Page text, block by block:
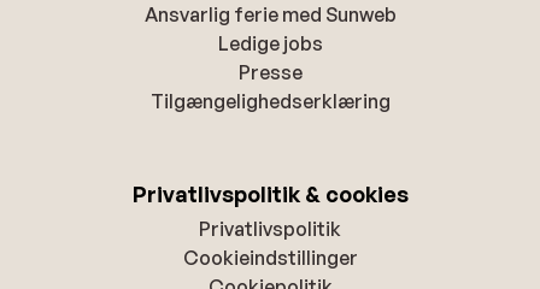
Ansvarlig ferie med Sunweb
Ledige jobs
Presse
Tilgængelighedserklæring
Privatlivspolitik & cookies
Privatlivspolitik
Cookieindstillinger